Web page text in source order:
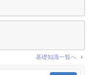
基礎知識一覧へ